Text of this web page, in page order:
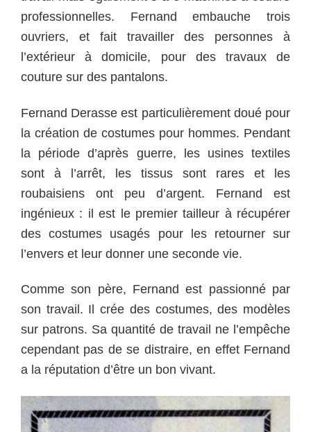
professionnelles. Fernand embauche trois
ouvriers, et fait travailler des personnes à
l’extérieur à domicile, pour des travaux de
couture sur des pantalons.
Fernand Derasse est particulièrement doué pour
la création de costumes pour hommes. Pendant
la période d’après guerre, les usines textiles
sont à l’arrêt, les tissus sont rares et les
roubaisiens ont peu d’argent. Fernand est
ingénieux : il est le premier tailleur à récupérer
des costumes usagés pour les retourner sur
l’envers et leur donner une seconde vie.
Comme son père, Fernand est passionné par
son travail. Il crée des costumes, des modèles
sur patrons. Sa quantité de travail ne l’empêche
cependant pas de se distraire, en effet Fernand
a la réputation d’être un bon vivant.